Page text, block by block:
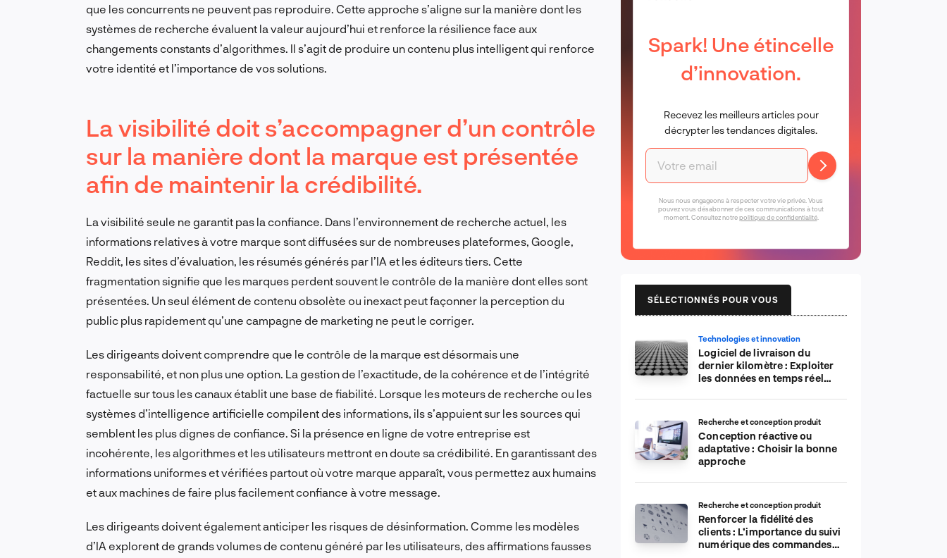
que les concurrents ne peuvent pas reproduire. Cette approche s’aligne sur la manière dont les
systèmes de recherche évaluent la valeur aujourd’hui et renforce la résilience face aux
changements constants d’algorithmes. Il s’agit de produire un contenu plus intelligent qui renforce
votre identité et l’importance de vos solutions.
La visibilité doit s’accompagner d’un contrôle
sur la manière dont la marque est présentée
afin de maintenir la crédibilité.
La visibilité seule ne garantit pas la confiance. Dans l’environnement de recherche actuel, les
informations relatives à votre marque sont diffusées sur de nombreuses plateformes, Google,
Reddit, les sites d’évaluation, les résumés générés par l’IA et les éditeurs tiers. Cette
fragmentation signifie que les marques perdent souvent le contrôle de la manière dont elles sont
présentées. Un seul élément de contenu obsolète ou inexact peut façonner la perception du
public plus rapidement qu’une campagne de marketing ne peut le corriger.
Les dirigeants doivent comprendre que le contrôle de la marque est désormais une
responsabilité, et non plus une option. La gestion de l’exactitude, de la cohérence et de l’intégrité
factuelle sur tous les canaux établit une base de fiabilité. Lorsque les moteurs de recherche ou les
systèmes d’intelligence artificielle compilent des informations, ils s’appuient sur les sources qui
semblent les plus dignes de confiance. Si la présence en ligne de votre entreprise est
incohérente, les algorithmes et les utilisateurs mettront en doute sa crédibilité. En garantissant des
informations uniformes et vérifiées partout où votre marque apparaît, vous permettez aux humains
et aux machines de faire plus facilement confiance à votre message.
Les dirigeants doivent également anticiper les risques de désinformation. Comme les modèles
d’IA explorent de grands volumes de contenu généré par les utilisateurs, des affirmations fausses
Spark! Une étincelle
d’innovation.
Recevez les meilleurs articles pour
décrypter les tendances digitales.
Nous nous engageons à respecter votre vie privée. Vous
pouvez vous désabonner de ces communications à tout
moment. Consultez notrepolitique de confidentialité.
SÉLECTIONNÉS POUR VOUS
Technologies et innovation
Logiciel de livraison du
dernier kilomètre : Exploiter
les données en temps réel
Recherche et conception produit
Conception réactive ou
adaptative : Choisir la bonne
approche
Recherche et conception produit
Renforcer la fidélité des
clients : L’importance du suivi
numérique des commandes